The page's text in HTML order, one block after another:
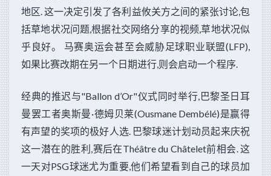
地区. 这一决定引发了各利益攸关方之间的紧张讨论,包
括草地状况问题,根据社交网络分享的视频,草地状况似
乎良好。 马赛奥运会甚至会威胁足球职业联盟(LFP),
如果比赛改期在另一个日期进行,则会启动一个程序.
经典的推迟与"Ballon d’Or"仪式同时举行,巴黎圣日耳
曼罢工者奥斯曼·德姆贝莱(Ousmane Dembélé)是赢得
有声望的奖项的极好人选. 巴黎球迷计划动员起来庆祝
这一潜在的胜利,赛后在Théâtre du Châtelet前相会. 这
一天对PSG球迷尤为重要,他们希望看到自己的球员加